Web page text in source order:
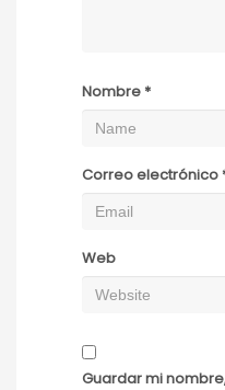
Nombre *
Correo electrónico
Web
Guardar mi